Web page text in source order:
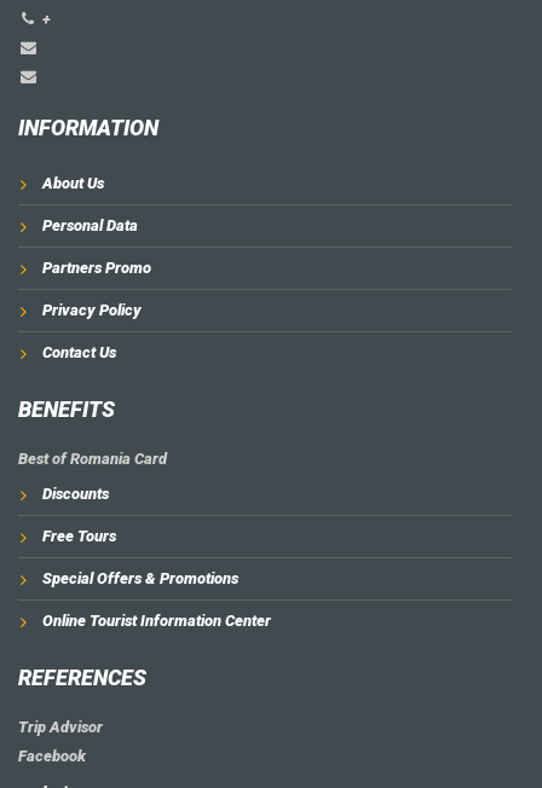
+
INFORMATION
About Us
Personal Data
Partners Promo
Privacy Policy
Contact Us
BENEFITS
Best of Romania Card
Discounts
Free Tours
Special Offers & Promotions
Online Tourist Information Center
REFERENCES
Trip Advisor
Facebook